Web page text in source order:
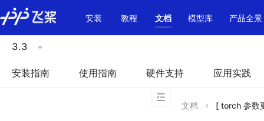
\u200E
安装
教程 文档 模型库 产品全景
3.3
安装指南 使用指南 硬件支持 应用实践
文档 [ torch 参数